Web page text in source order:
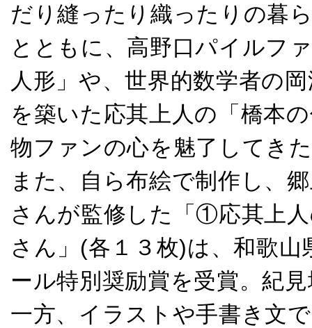
だり縫ったり織ったりの暮
とともに、高野口パイルフ
人形」や、世界的数学者の
を築いた応其上人の「橋本
物ファンの心を魅了してき
また、自ら布絵で制作し、
さんが監修した「①応其上
さん」(各１３枚)は、和歌
ール特別奨励賞を受賞。紀
一方、イラストや手書き文